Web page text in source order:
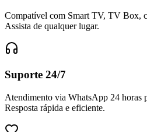
Compatível com Smart TV, TV Box,
Assista de qualquer lugar.
Suporte 24/7
Atendimento via WhatsApp 24 horas
Resposta rápida e eficiente.